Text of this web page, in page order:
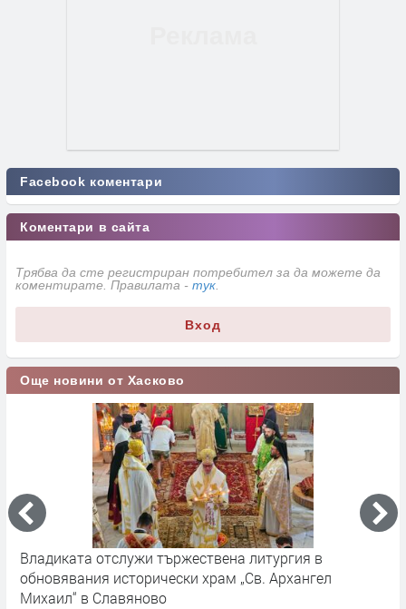
Facebook коментари
Коментари в сайта
Трябва да сте регистриран потребител за да можете да
коментирате. Правилата - тук
Вход
Още новини от Хасково
Владиката отслужи тържествена литургия в
обновявания исторически храм „Св. Архангел
Михаил“ в Славяново